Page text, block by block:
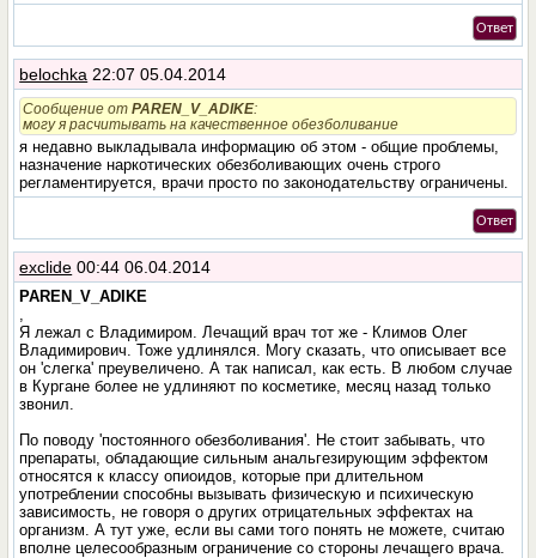
Ответ
belochka 22:07 05.04.2014
Сообщение отPAREN_V_ADIKE:
могу я расчитывать на качественное обезболивание
я недавно выкладывала информацию об этом - общие проблемы,
назначение наркотических обезболивающих очень строго
регламентируется, врачи просто по законодательству ограничены.
Ответ
exclide 00:44 06.04.2014
PAREN_V_ADIKE
Я лежал с Владимиром. Лечащий врач тот же - Климов Олег
Владимирович. Тоже удлинялся. Могу сказать, что описывает все
он 'слегка' преувеличено. А так написал, как есть. В любом случае
в Кургане более не удлиняют по косметике, месяц назад только
звонил.
По поводу 'постоянного обезболивания'. Не стоит забывать, что
препараты, обладающие сильным анальгезирующим эффектом
относятся к классу опиоидов, которые при длительном
употреблении способны вызывать физическую и психическую
зависимость, не говоря о других отрицательных эффектах на
организм. А тут уже, если вы сами того понять не можете, считаю
вполне целесообразным ограничение со стороны лечащего врача.